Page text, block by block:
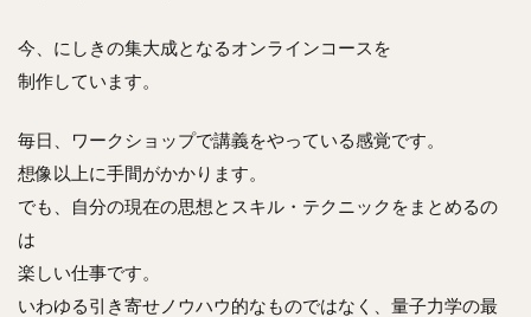
今、にしきの集大成となるオンラインコースを
制作しています。
毎日、ワークショップで講義をやっている感覚です。
想像以上に手間がかかります。
でも、自分の現在の思想とスキル・テクニックをまとめるの
は
楽しい仕事です。
いわゆる引き寄せノウハウ的なものではなく、量子力学の最